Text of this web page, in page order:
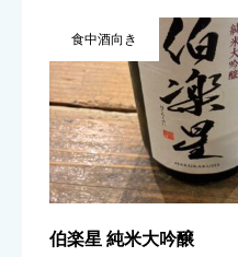
食中酒向き
伯楽星 純米大吟醸